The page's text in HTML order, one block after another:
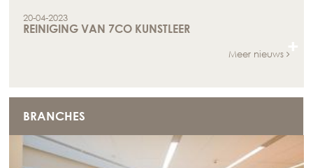
20-04-2023
REINIGING VAN 7CO KUNSTLEER
Meer nieuws
BRANCHES